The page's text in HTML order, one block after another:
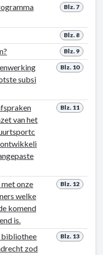
Blz. 7
Blz. 8
Blz. 9
Blz. 10
subsi
Blz. 11
van het
ontwikkeli
Blz. 12
onze
welke
komend
is.
Blz. 13
bibliothee
zod